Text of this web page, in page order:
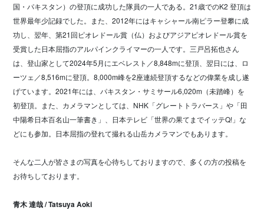
国・パキスタン）の登頂に成功した隊員の一人である。21歳でのK2 登頂は
世界最年少記録でした。また、2012年にはキャシャール南ピラー登攀に成
功し、翌年、第21回ピオレドール賞（仏）およびアジアピオレドール賞を
受賞した日本屈指のアルパインクライマーの一人です。三戸呂拓也さん
は、登山家として2024年5月にエベレスト／8,848mに登頂、翌日には、ロ
ーツェ／8,516mに登頂。8,000m峰を2座連続登頂するなどの偉業を成し遂
げています。2021年には、パキスタン・サミサール6,020m（未踏峰）を
初登頂。また、カメラマンとしては、NHK「グレートトラバース」や「田
中陽希日本百名山一筆書き」、日本テレビ「世界の果てまでイッテQ!」な
どにも参加。日本屈指の登れて撮れる山岳カメラマンでもあります。
そんな二人が皆さまの写真を心待ちしておりますので、多くの方の投稿を
お待ちしております。
青木 達哉 / Tatsuya Aoki